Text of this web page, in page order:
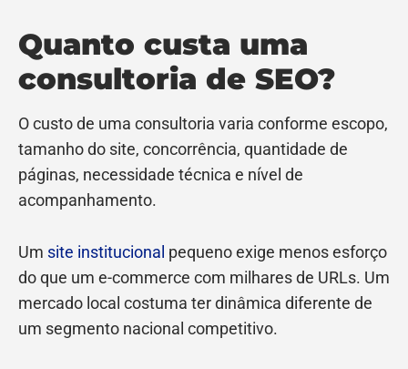
Quanto custa uma
consultoria de SEO?
O custo de uma consultoria varia conforme escopo,
tamanho do site, concorrência, quantidade de
páginas, necessidade técnica e nível de
acompanhamento.
Um site institucional pequeno exige menos esforço
do que um e-commerce com milhares de URLs. Um
mercado local costuma ter dinâmica diferente de
um segmento nacional competitivo.